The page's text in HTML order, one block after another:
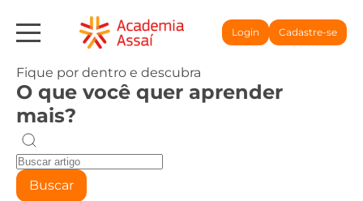
Login Cadastre-se
Fique por dentro e descubra
O que você quer aprender
mais?
Buscar